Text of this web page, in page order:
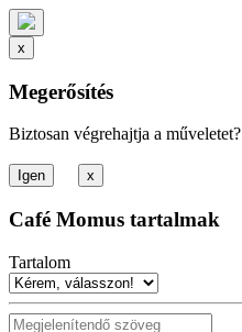
x
Megerősítés
Biztosan végrehajtja a műveletet?
x
Café Momus tartalmak
Tartalom